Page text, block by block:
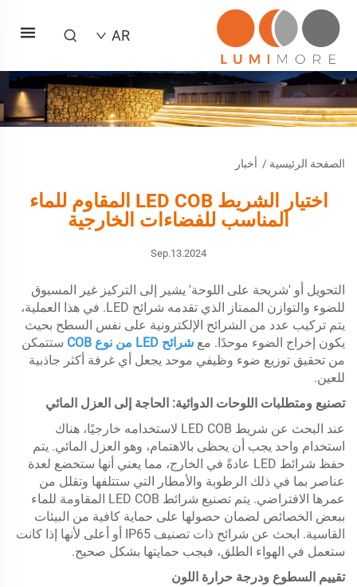
AR
الصفحة الرئيسية/ أخبار
اختيار الشريط LED COB المقاوم للماء
المناسب للفضاءات الخارجية
Sep.13.2024
التحويل أو 'شريحة على اللوحة' يشير إلى التركيز غير المسبوق
للضوء والتوازن الممتاز الذي تقدمه شرائح LED. في هذا العملية،
يتم تركيب عدد من الشرائح الإلكترونية على نفس السطح بحيث
يكون إخراج الضوء موحدًا. مع شرائح LED من نوع COB
ستتمكن
من تحقيق توزيع ضوء وظيفي موحد يجعل أي غرفة أكثر جاذبية
للعين.
تصنيع ومتطلبات اللوحات الدوائية: الحاجة إلى العزل المائي
عند البحث عن شريط LED COB لاستخدامه خارجيًا، هناك
استخدام واحد يجب أن يحظى بالاهتمام، وهو العزل المائي. يتم
حفظ شرائط LED عادةً في الخارج، مما يعني أنها ستخضع لعدة
عناصر بما في ذلك الرطوبة والأمطار التي ستتلفها وتقلل من
عمرها الافتراضي. يتم تصنيع شرائط LED COB المقاومة للماء
ببعض الخصائص لضمان حصولها على حماية كافية من البيئات
القاسية. ابحث عن شرائح ذات تصنيف IP65 أو أعلى لأنها إذا كانت
ستعمل في الهواء الطلق، فيجب حمايتها بشكل صحيح.
تقييم السطوع ودرجة حرارة اللون